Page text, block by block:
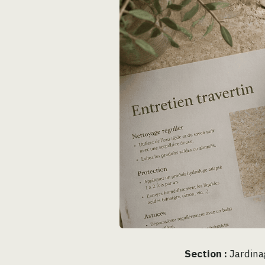
Section :